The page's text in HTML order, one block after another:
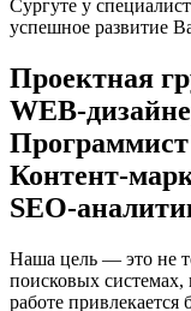
Сургуте у
успешное развитие
Проектная
WEB-
Программист
Контент-
SEO-
Наша цель — это не
поисковых
работе привлекается